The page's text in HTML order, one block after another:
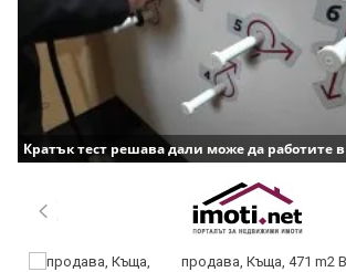
Кратък тест решава дали може да работите
продава, Къща, 471 m2